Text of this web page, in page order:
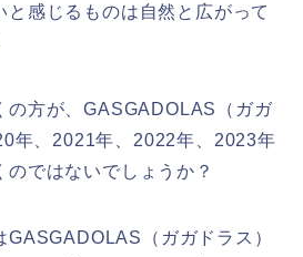
と感じるものは自然と広がって
の方が、GASGADOLAS（ガガ
年、2021年、2022年、2023年
のではないでしょうか？
GASGADOLAS（ガガドラス）